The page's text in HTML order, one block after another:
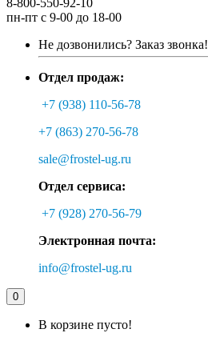
8-800-550-92-10
пн-пт с 9-00 до 18-00
Не дозвонились? Заказ звонка!
Отдел продаж:
+7 (938) 110-56-78
+7 (863) 270-56-78
sale@frostel-ug.ru
Отдел сервиса:
+7 (928) 270-56-79
Электронная почта:
info@frostel-ug.ru
0
В корзине пусто!